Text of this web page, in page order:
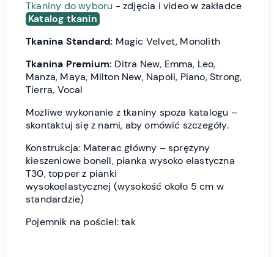
Tkaniny do wyboru - zdjęcia i video w zakładce
Katalog tkanin
Tkanina Standard: Magic Velvet, Monolith
Tkanina Premium: Ditra New, Emma, Leo,
Manza, Maya, Milton New, Napoli, Piano, Strong,
Tierra, Vocal
Możliwe wykonanie z tkaniny spoza katalogu –
skontaktuj się z nami, aby omówić szczegóły.
Konstrukcja: Materac główny – sprężyny
kieszeniowe bonell, pianka wysoko elastyczna
T30, topper z pianki
wysokoelastycznej (wysokość około 5 cm w
standardzie)
Pojemnik na pościel: tak